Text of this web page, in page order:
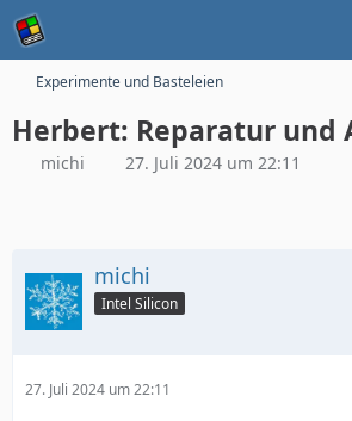
Experimente und Basteleien
Herbert: Reparatur und
michi 27. Juli 2024 um 22:11
michi
Intel Silicon
27. Juli 2024 um 22:11